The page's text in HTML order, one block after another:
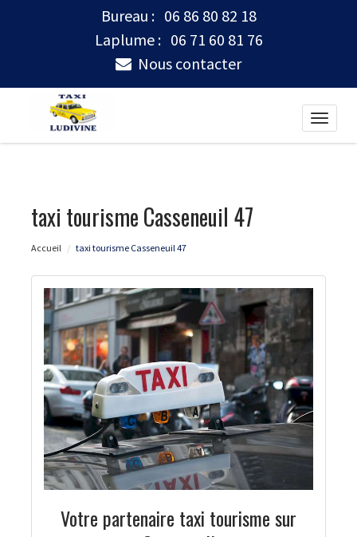
Bureau : 06 86 80 82 18
Laplume : 06 71 60 81 76
Nous contacter
Toggle
taxi tourisme Casseneuil 47
Accueil taxi tourisme Casseneuil 47
Votre partenaire taxi tourisme sur